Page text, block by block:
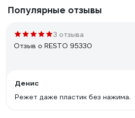
Популярные отзывы
3 отзыва
Отзыв о RESTO 95330
Денис
Режет даже пластик без нажима.